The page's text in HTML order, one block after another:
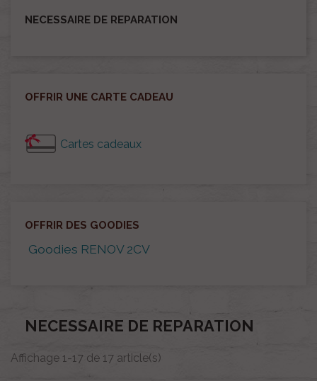
NECESSAIRE DE REPARATION
OFFRIR UNE CARTE CADEAU
Cartes cadeaux
OFFRIR DES GOODIES
Goodies RENOV 2CV
NECESSAIRE DE REPARATION
Affichage 1-17 de 17 article(s)